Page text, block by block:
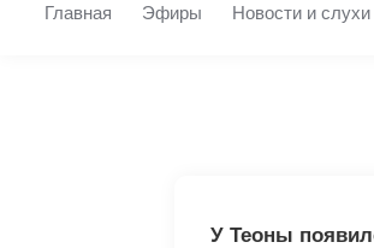
Главная Эфиры Новости и слухи
У Теоны